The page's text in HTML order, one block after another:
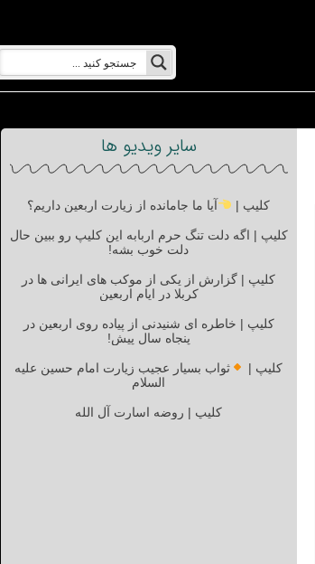
سایر ویدیو ها
کلیپ | آیا ما جامانده از زیارت اربعین داریم؟
کلیپ | اگه دلت تنگ حرم اربابه این کلیپ رو ببین حال
دلت خوب بشه!
کلیپ | گزارش از یکی از موکب های ایرانی ها در
کربلا در ایام اربعین
کلیپ | خاطره ای شنیدنی از پیاده روی اربعین در
پنجاه سال پیش!
کلیپ |
ثواب بسیار عجیب زیارت امام حسین علیه
السلام
کلیپ | روضه اسارت آل الله